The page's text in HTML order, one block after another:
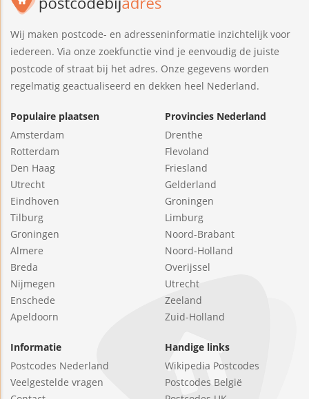
Wij maken postcode- en adresseninformatie inzichtelijk voor
iedereen. Via onze zoekfunctie vind je eenvoudig de juiste
postcode of straat bij het adres. Onze gegevens worden
regelmatig geactualiseerd en dekken heel Nederland.
Populaire plaatsen
Amsterdam
Rotterdam
Den Haag
Utrecht
Eindhoven
Tilburg
Groningen
Almere
Breda
Nijmegen
Enschede
Apeldoorn
Provincies Nederland
Drenthe
Flevoland
Friesland
Gelderland
Groningen
Limburg
Noord-Brabant
Noord-Holland
Overijssel
Utrecht
Zeeland
Zuid-Holland
Informatie
Postcodes Nederland
Veelgestelde vragen
Handige links
Wikipedia Postcodes
Postcodes België